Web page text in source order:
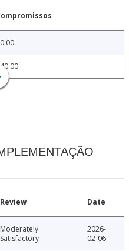
Review Date
Moderately
Satisfactory
2026-
02-06